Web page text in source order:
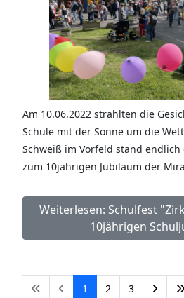
Am 10.06.2022 strahlten die
Schule mit der Sonne um die
Schweiß im Vorfeld stand
zum 10jährigen Jubiläum der
Weiterlesen: Schulfest
10jährigen
1 2 3